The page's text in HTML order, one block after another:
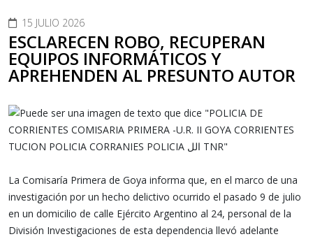
15 JULIO 2026
ESCLARECEN ROBO, RECUPERAN
EQUIPOS INFORMÁTICOS Y
APREHENDEN AL PRESUNTO AUTOR
La Comisaría Primera de Goya informa que, en el marco de una
investigación por un hecho delictivo ocurrido el pasado 9 de julio
en un domicilio de calle Ejército Argentino al 24, personal de la
División Investigaciones de esta dependencia llevó adelante